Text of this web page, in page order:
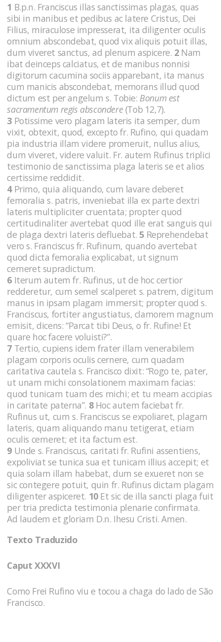
1 B.p.n. Franciscus illas sanctissimas plagas, quas
sibi in manibus et pedibus ac latere Cristus, Dei
Filius, miraculose impresserat, ita diligenter oculis
omnium abscondebat, quod vix aliquis potuit illas,
dum viveret sanctus, ad plenum aspicere. 2Nam
ibat deinceps calciatus, et de manibus nonnisi
digitorum cacumina sociis apparebant, ita manus
cum manicis abscondebat, memorans illud quod
dictum est per angelum s. Tobie: Bonum est
sacramentum regis abscondere(Tob 12,7).
3 Potissime vero plagam lateris ita semper, dum
vixit, obtexit, quod, excepto fr. Rufino, qui quadam
pia industria illam videre promeruit, nullus alius,
dum viveret, videre valuit. Fr. autem Rufinus triplici
testimonio de sanctissima plaga lateris se et alios
certissime reddidit.
4Primo, quia aliquando, cum lavare deberet
femoralia s. patris, inveniebat illa ex parte dextri
lateris multipliciter cruentata; propter quod
certitudinaliter avertebat quod ille erat sanguis qui
de plaga dextri lateris defluebat. 5 Reprehendebat
vero s. Franciscus fr. Rufinum, quando avertebat
quod dicta femoralia explicabat, ut signum
cerneret supradictum.
6 Iterum autem fr. Rufinus, ut de hoc certior
redderetur, cum semel scalperet s. patrem, digitum
manus in ipsam plagam immersit; propter quod s.
Franciscus, fortiter angustiatus, clamorem magnum
emisit, dicens: “Parcat tibi Deus, o fr. Rufine! Et
quare hoc facere voluisti?”.
7 Tertio, cupiens idem frater illam venerabilem
plagam corporis oculis cernere, cum quadam
caritativa cautela s. Francisco dixit: “Rogo te, pater,
ut unam michi consolationem maximam facias:
quod tunicam tuam des michi; et tu meam accipias
in caritate paterna”. 8Hoc autem faciebat fr.
Rufinus ut, cum s. Franciscus se expoliaret, plagam
lateris, quam aliquando manu tetigerat, etiam
oculis cerneret; et ita factum est.
9 Unde s. Franciscus, caritati fr. Rufini assentiens,
expoliviat se tunica sua et tunicam illius accepit; et
quia solam illam habebat, dum se exueret non se
sic contegere potuit, quin fr. Rufinus dictam plagam
diligenter aspiceret. 10 Et sic de illa sancti plaga fuit
per tria predicta testimonia plenarie confirmata.
Ad laudem et gloriam D.n. Ihesu Cristi. Amen.
Texto Traduzido
Caput XXXVI
Como Frei Rufino viu e tocou a chaga do lado de São
Francisco.